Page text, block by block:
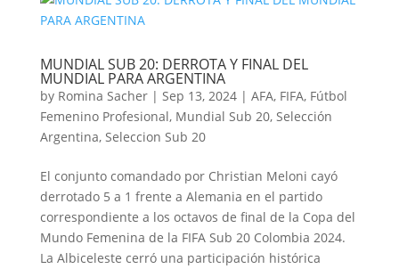
MUNDIAL SUB 20: DERROTA Y FINAL DEL
MUNDIAL PARA ARGENTINA
by Romina Sacher| Sep 13, 2024| AFA, FIFA, Fútbol
Femenino Profesional, Mundial Sub 20, Selección
Argentina, Seleccion Sub 20
El conjunto comandado por Christian Meloni cayó
derrotado 5 a 1 frente a Alemania en el partido
correspondiente a los octavos de final de la Copa del
Mundo Femenina de la FIFA Sub 20 Colombia 2024.
La Albiceleste cerró una participación histórica